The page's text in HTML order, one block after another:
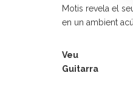
Motis revela el
en un ambient
Veu
Guitarra